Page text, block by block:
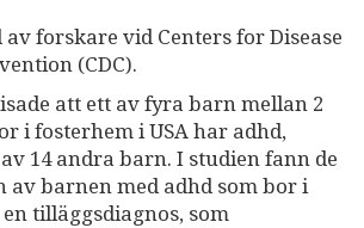
forskare vid Centers for Disease
(CDC).
att ett av fyra barn mellan 2
i fosterhem i USA har adhd,
14 andra barn. I studien fann de
av barnen med adhd som bor i
tilläggsdiagnos, som